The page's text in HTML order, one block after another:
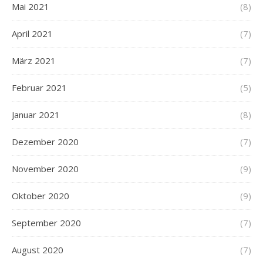
Mai 2021 (8)
April 2021 (7)
März 2021 (7)
Februar 2021 (5)
Januar 2021 (8)
Dezember 2020 (7)
November 2020 (9)
Oktober 2020 (9)
September 2020 (7)
August 2020 (7)